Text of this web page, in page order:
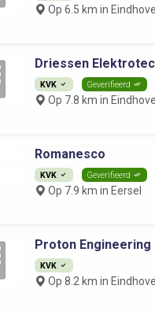
Op 6.5 km in
Driessen
KVK Geverifieerd
Op 7.8 km in
Romanesco
KVK Geverifieerd
Op 7.9 km in Eersel
Proton Engineering
KVK
Op 8.2 km in